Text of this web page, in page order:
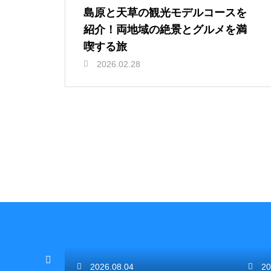
島原と天草の観光モデルコースを
紹介！両地域の絶景とグルメを満
喫する旅
2026.02.28
2026.08.04